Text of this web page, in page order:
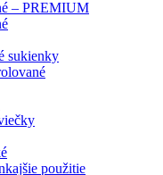
– PREMIUM
sukienky
použitie